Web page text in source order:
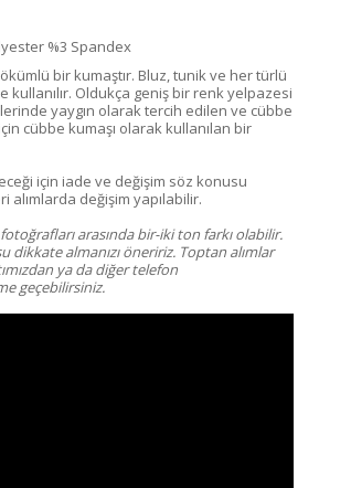
%3 Spandex
bir kumaştır. Bluz, tunik ve her türlü
kullanılır. Oldukça geniş bir renk yelpazesi
yaygın olarak tercih edilen ve cübbe
cübbe kumaşı olarak kullanılan bir
için iade ve değişim söz konusu
alımlarda değişim yapılabilir.
arasında bir-iki ton farkı olabilir.
dikkate almanızı öneririz. Toptan alımlar
ya da diğer telefon
geçebilirsiniz.